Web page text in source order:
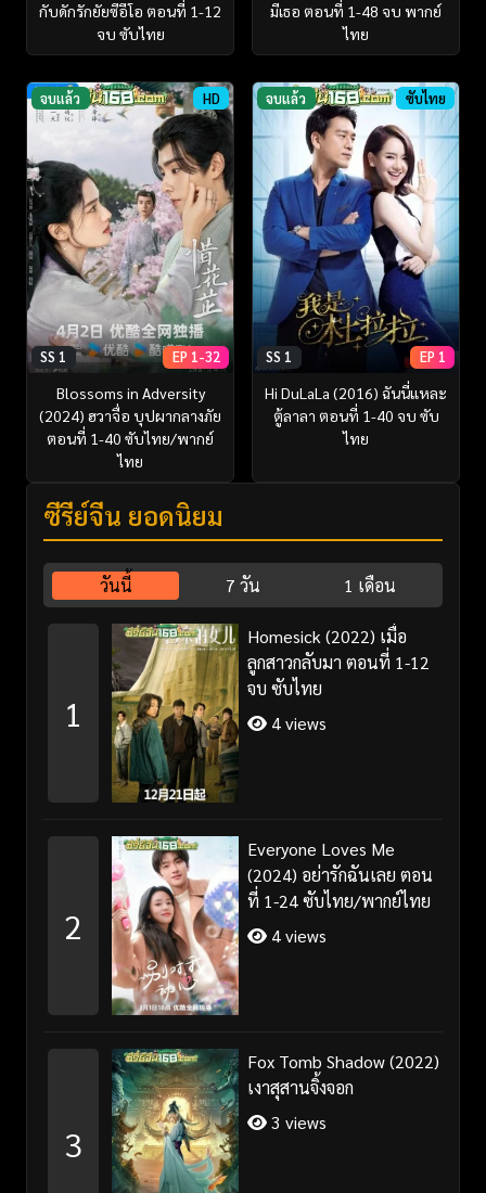
กับดักรักยัยซีอีโอ ตอนที่ 1-12
จบ ซับไทย
มีเธอ ตอนที่ 1-48 จบ พากย์
ไทย
จบแล้ว HD
SS 1 EP 1-32
Blossoms in Adversity
(2024) ฮวาจื่อ บุปผากลางภัย
ตอนที่ 1-40 ซับไทย/พากย์
ไทย
จบแล้ว ซับไทย
SS 1 EP 1
Hi DuLaLa (2016) ฉันนี่แหละ
ตู้ลาลา ตอนที่ 1-40 จบ ซับ
ไทย
ซีรี่ย์จีน ยอดนิยม
วันนี้ 7 วัน 1 เดือน
1
Homesick (2022) เมื่อ
ลูกสาวกลับมา ตอนที่ 1-12
จบ ซับไทย
4 views
2
Everyone Loves Me
(2024) อย่ารักฉันเลย ตอน
ที่ 1-24 ซับไทย/พากย์ไทย
4 views
3
Fox Tomb Shadow (2022)
เงาสุสานจิ้งจอก
3 views